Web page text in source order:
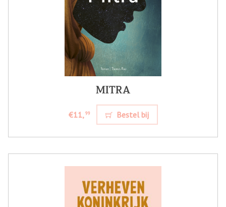
MITRA
€11,99 Bestel bij